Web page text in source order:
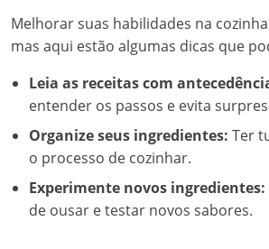
Melhorar suas habilidades na
mas aqui estão algumas dicas que
Leia as receitas com
entender os passos e evita
Organize seus ingredientes: Ter
o processo de cozinhar.
Experimente novos ingredientes:
de ousar e testar novos sabores.